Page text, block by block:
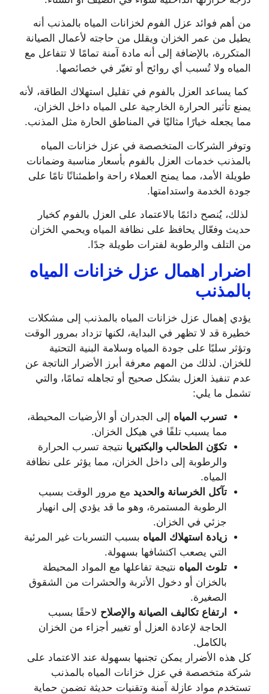
من أهم فوائد عزل الفوم لخزانات المياه بالمذنب أنه
يطيل من عمر الخزان ويقلل من حاجته لأعمال الصيانة
المتكررة، بالإضافة إلى أنه مادة آمنة تمامًا لا تتفاعل مع
المياه ولا تُسبب أي روائح أو تغيّر في خصائصها.
كما يساعد العزل بالفوم في تقليل استهلاك الطاقة، لأنه
يمنع تأثير الحرارة الخارجية على المياه داخل الخزان،
مما يجعله خيارًا مثاليًا في المناطق الحارة مثل المذنب.
وتوفر الشركات المتخصصة في عزل خزانات المياه
بالمذنب خدمات العزل بالفوم بأسعار مناسبة وضمانات
طويلة الأمد، مما يمنح العملاء راحة واطمئنانًا تامًا على
جودة الخدمة واستدامتها.
لذلك، يُنصح دائمًا بالاعتماد على العزل بالفوم كخيار
حديث وفعّال يحافظ على نظافة المياه ويحمي الخزان
من التلف والرطوبة لفترات طويلة جدًا.
اضرار اهمال عزل خزانات المياه
بالمذنب
يؤدي إهمال عزل خزانات المياه بالمذنب إلى مشكلات
خطيرة قد لا تظهر في البداية، لكنها تزداد بمرور الوقت
وتؤثر سلبًا على جودة المياه وسلامة البنية التحتية
للخزان. لذلك من المهم معرفة أبرز الأضرار الناتجة عن
عدم تنفيذ العزل بشكل صحيح أو تجاهله تمامًا، والتي
تشمل ما يلي:
تسرب المياه إلى الجدران أو الأرضيات المحيطة،
مما يسبب تلفًا في هيكل الخزان.
تكوّن الطحالب والبكتيريا نتيجة تسرب الحرارة
والرطوبة إلى داخل الخزان، مما يؤثر على نظافة
المياه.
تآكل الخرسانة والحديد مع مرور الوقت بسبب
الرطوبة المستمرة، وهو ما قد يؤدي إلى انهيار
جزئي في الخزان.
زيادة استهلاك المياه بسبب التسربات غير المرئية
التي يصعب اكتشافها بسهولة.
تلوث المياه نتيجة تفاعلها مع المواد المحيطة
بالخزان أو دخول الأتربة والحشرات من الشقوق
الصغيرة.
ارتفاع تكاليف الصيانة والإصلاح لاحقًا بسبب
الحاجة لإعادة العزل أو تغيير أجزاء من الخزان
بالكامل.
كل هذه الأضرار يمكن تجنبها بسهولة عند الاعتماد على
شركة متخصصة في عزل خزانات المياه بالمذنب
تستخدم مواد عازلة آمنة وتقنيات حديثة تضمن حماية